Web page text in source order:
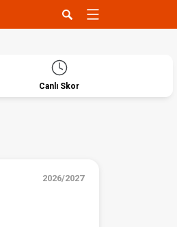
Canlı Skor
2026/2027